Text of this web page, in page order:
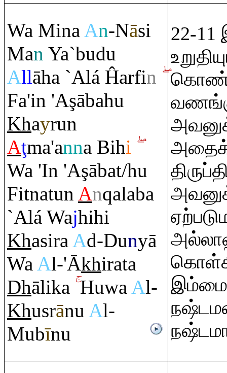
Wa MinaAn-Nāsi
Man Ya`budu
Allāha `Alá Ĥarfin
Fa'in 'Aşābahu
Khayrun
Aţma'anna Bihi
Wa 'In 'Aşābat/hu
Fitnatun Anqalaba
`Alá Wajhihi
KhasiraAd-Dunyā
WaAl-'Ākhirata
Dhālika HuwaAl-
Khusrānu Al-
Mubīnu
22-